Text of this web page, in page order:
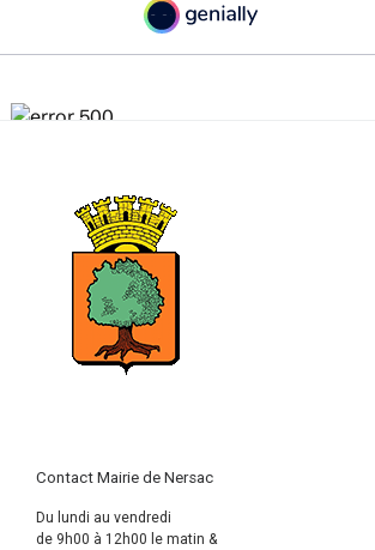
Contact Mairie de Nersac
Du lundi au vendredi
de 9h00 à 12h00 le matin &